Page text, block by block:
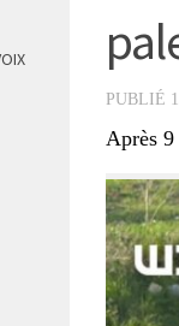
PUBLIÉ
Après